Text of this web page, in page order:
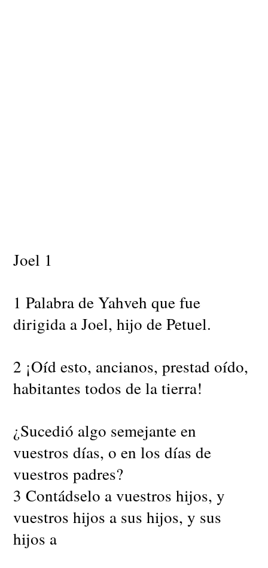
Joel 1
1 Palabra de Yahveh que fue
dirigida a Joel, hijo de Petuel.
2 ¡Oíd esto, ancianos, prestad oído,
habitantes todos de la tierra!
¿Sucedió algo semejante en
vuestros días, o en los días de
vuestros padres?
3 Contádselo a vuestros hijos, y
vuestros hijos a sus hijos, y sus
hijos a